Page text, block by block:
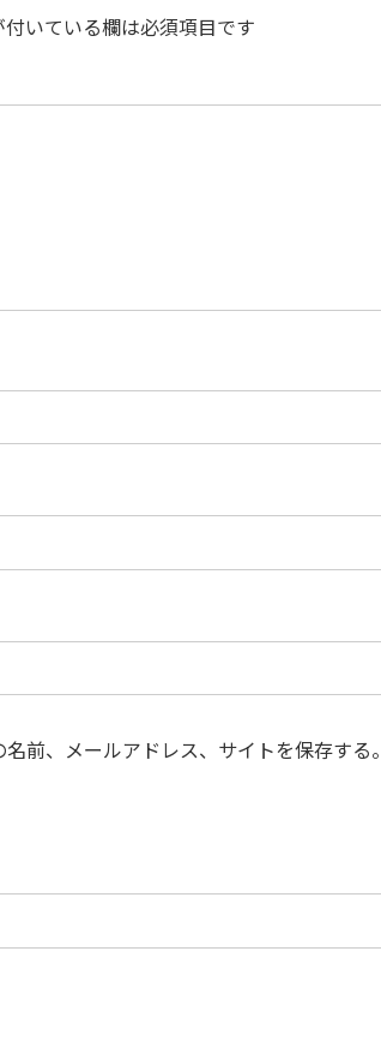
付いている欄は必須項目です
前、メールアドレス、サイトを保存する。